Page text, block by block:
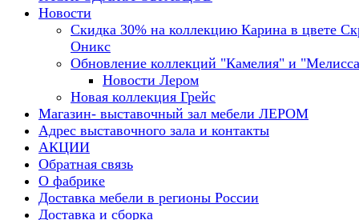
Новости
Скидка 30% на коллекцию Карина в цвете
Оникс
Обновление коллекций "Камелия" и
Новости Лером
Новая коллекция Грейс
Магазин- выставочный зал мебели ЛЕРОМ
Адрес выставочного зала и контакты
АКЦИИ
Обратная связь
О фабрике
Доставка мебели в регионы России
Доставка и сборка